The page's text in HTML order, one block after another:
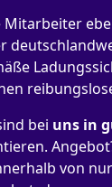
bei uns in
von